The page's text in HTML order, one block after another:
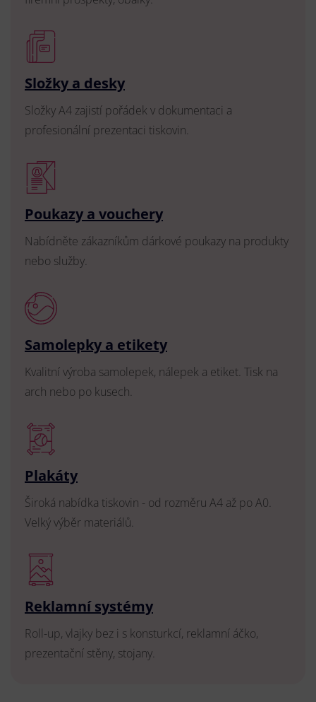
Složky a desky
Složky A4 zajistí pořádek v dokumentaci a
profesionální prezentaci tiskovin.
Poukazy a vouchery
Nabídněte zákazníkům dárkové poukazy na produkty
nebo služby.
Samolepky a etikety
Kvalitní výroba samolepek, nálepek a etiket. Tisk na
arch nebo po kusech.
Plakáty
Široká nabídka tiskovin - od rozměru A4 až po A0.
Velký výběr materiálů.
Reklamní systémy
Roll-up, vlajky bez i s konsturkcí, reklamní áčko,
prezentační stěny, stojany.